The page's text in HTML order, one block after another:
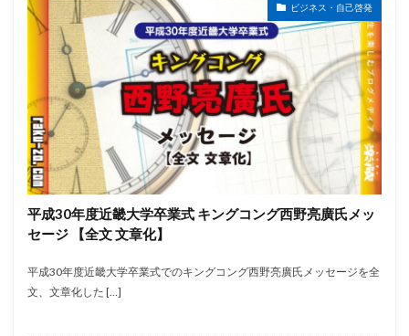
ビジネス・自己啓発
平成30年度近畿大学卒業式 キングコング西野亮廣氏メッ
セージ 【全文 文章化】
平成30年度近畿大学卒業式でのキングコング西野亮廣氏メッセージを全
文、文章化した […]